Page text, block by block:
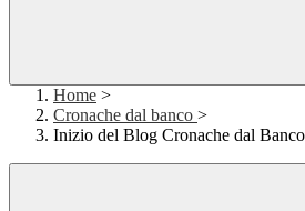
Home >
Cronache dal banco >
Inizio del Blog Cronache dal Banco